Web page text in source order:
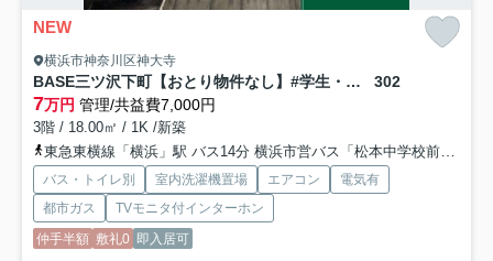
NEW
横浜市神奈川区神大寺
BASE三ツ沢下町【おとり物件なし】#学生・社会人にオススメ！初期費用分割払いOK！ 302
7万円 管理/共益費7,000円
3階 / 18.00㎡ / 1K /新築
東急東横線「横浜」駅 バス14分 横浜市営バス「松本中学校前」 停歩2分
バス・トイレ別 室内洗濯機置場 エアコン
電気有
都市ガス
TVモニタ付インターホン
仲手半額 敷礼0 即入居可